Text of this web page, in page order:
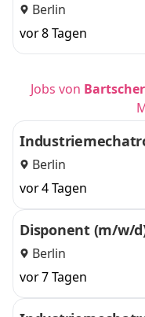
Berlin
vor 8 Tagen
Jobs von
Berlin
vor 4 Tagen
Disponent (m/w/
Berlin
vor 7 Tagen